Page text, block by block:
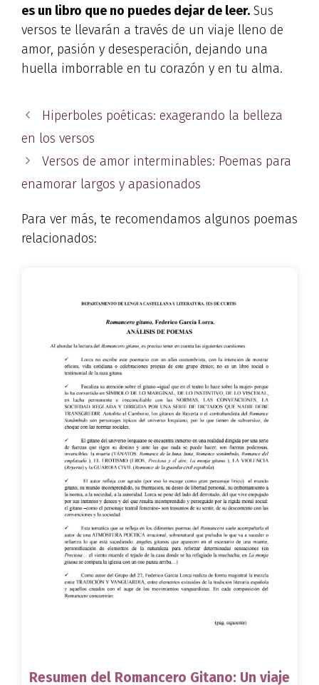
es un libro que no puedes dejar de leer. Sus
versos te llevarán a través de un viaje lleno de
amor, pasión y desesperación, dejando una
huella imborrable en tu corazón y en tu alma.
Hiperboles poéticas: exagerando la belleza
en los versos
Versos de amor interminables: Poemas para
enamorar largos y apasionados
Para ver más, te recomendamos algunos poemas
relacionados:
Resumen del Romancero Gitano: Un viaje